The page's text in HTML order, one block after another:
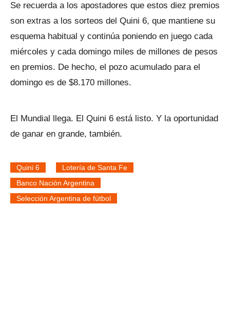
Se recuerda a los apostadores que estos diez premios
son extras a los sorteos del Quini 6, que mantiene su
esquema habitual y continúa poniendo en juego cada
miércoles y cada domingo miles de millones de pesos
en premios. De hecho, el pozo acumulado para el
domingo es de $8.170 millones.
El Mundial llega. El Quini 6 está listo. Y la oportunidad
de ganar en grande, también.
Quini 6
Lotería de Santa Fe
Banco Nación Argentina
Selección Argentina de fútbol